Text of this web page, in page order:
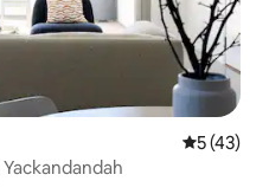
5 ud af 5 i
5 (43)